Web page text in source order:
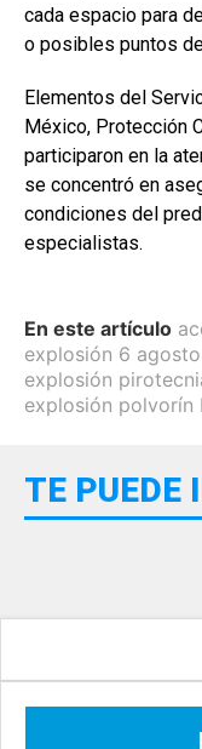
cada espacio para
o posibles puntos
Elementos del
México, Protección
participaron en la
se concentró en
condiciones del
especialistas.
En este artículo
explosión 6
explosión
explosión polvorín
TE PUEDE